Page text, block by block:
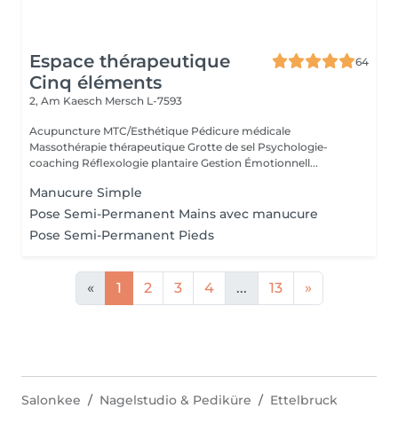
Espace thérapeutique
Cinq éléments
64
2, Am Kaesch Mersch L-7593
Acupuncture MTC/Esthétique Pédicure médicale
Massothérapie thérapeutique Grotte de sel Psychologie-
coaching Réflexologie plantaire Gestion Émotionnell...
Manucure Simple
Pose Semi-Permanent Mains avec manucure
Pose Semi-Permanent Pieds
« 1 2 3 4 ... 13 »
Salonkee Nagelstudio & Pediküre Ettelbruck